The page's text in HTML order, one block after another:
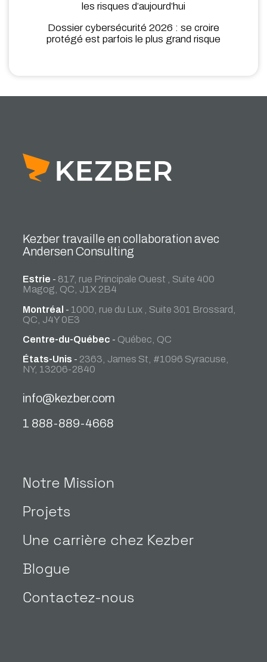
les risques d’aujourd’hui
Dossier cybersécurité 2026 : se croire
protégé est parfois le plus grand risque
Kezber travaille en collaboration avec
Andersen Consulting
Estrie - 817, rue Principale Ouest , Suite 400
Magog, QC, J1X 2B4
Montréal - 1000, rue du Lux , Suite 301 Brossard,
QC, J4Y 0E3
Centre-du-Québec - Québec, QC
États-Unis - 2363, James St, #1096 Syracuse,
NY, 13206-2840
info@kezber.com
1 888-889-4668
Notre Mission
Projets
Une carrière chez Kezber
Blogue
Contactez-nous